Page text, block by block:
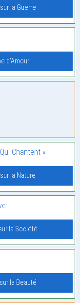
la Guerre
d'Amour
Chantent »
la Nature
la Société
la Beauté